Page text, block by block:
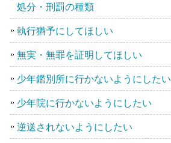
処分・刑罰の種類
執行猶予にしてほしい
無実・無罪を証明してほしい
少年鑑別所に行かないようにしたい
少年院に行かないようにしたい
逆送されないようにしたい